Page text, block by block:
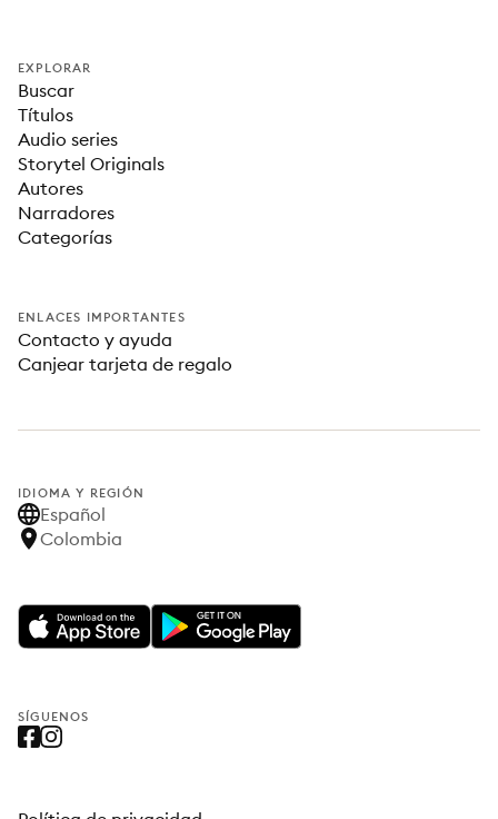
EXPLORAR
Buscar
Títulos
Audio series
Storytel Originals
Autores
Narradores
Categorías
ENLACES IMPORTANTES
Contacto y ayuda
Canjear tarjeta de regalo
IDIOMA Y REGIÓN
Español
Colombia
SÍGUENOS